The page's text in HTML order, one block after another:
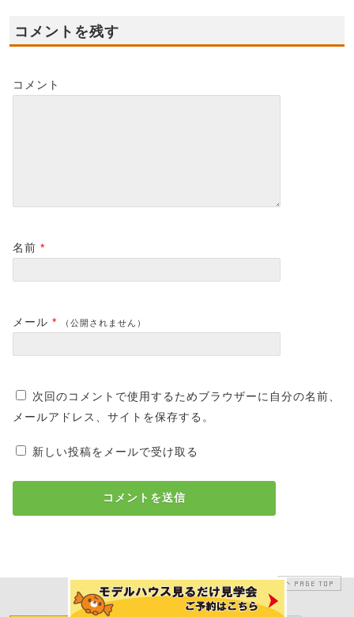
コメントを残す
コメント
名前 *
メール * （公開されません）
次回のコメントで使用するためブラウザーに自分の名前、
メールアドレス、サイトを保存する。
新しい投稿をメールで受け取る
PAGE TOP